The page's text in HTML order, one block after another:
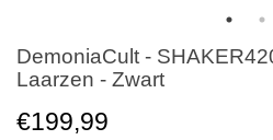
DemoniaCult -
Laarzen - Zwart
€199,99